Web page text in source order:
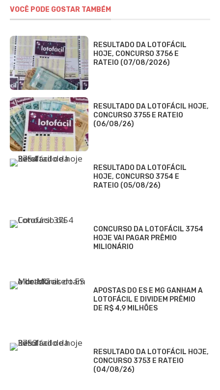
VOCÊ PODE GOSTAR TAMBÉM
RESULTADO DA LOTOFÁCIL
HOJE, CONCURSO 3756 E
RATEIO (07/08/2026)
RESULTADO DA LOTOFÁCIL HOJE,
CONCURSO 3755 E RATEIO
(06/08/26)
RESULTADO DA LOTOFÁCIL
HOJE, CONCURSO 3754 E
RATEIO (05/08/26)
CONCURSO DA LOTOFÁCIL 3754
HOJE VAI PAGAR PRÊMIO
MILIONÁRIO
APOSTAS DO ES E MG GANHAM A
LOTOFÁCIL E DIVIDEM PRÊMIO
DE R$ 4,9 MILHÕES
RESULTADO DA LOTOFÁCIL HOJE,
CONCURSO 3753 E RATEIO
(04/08/26)